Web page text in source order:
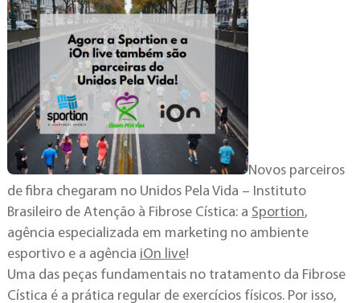
Novos parceiros
de fibra chegaram no Unidos Pela Vida – Instituto
Brasileiro de Atenção à Fibrose Cística: a Sportion,
agência especializada em marketing no ambiente
esportivo e a agência iOn live!
Uma das peças fundamentais no tratamento da Fibrose
Cística é a prática regular de exercícios físicos. Por isso,